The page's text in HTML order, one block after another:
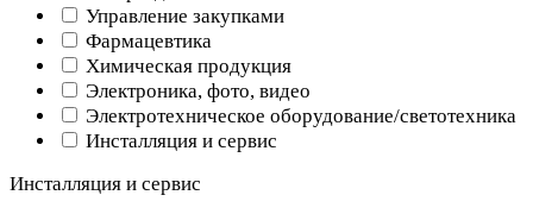
Управление закупками
Фармацевтика
Химическая продукция
Электроника, фото, видео
Электротехническое оборудование/светотехника
Инсталляция и сервис
Инсталляция и сервис